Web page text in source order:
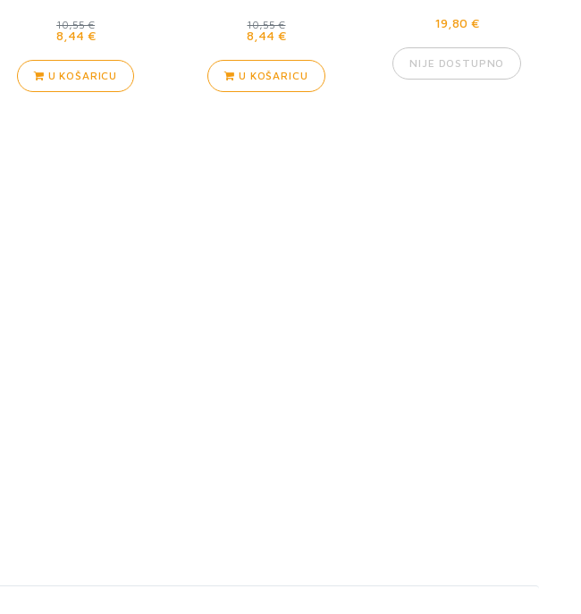
10,55 €
8,44 €
U KOŠARICU
10,55 €
8,44 €
U KOŠARICU
19,80 €
NIJE DOSTUPNO